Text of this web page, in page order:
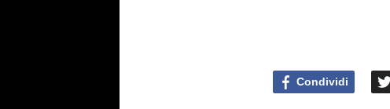
Condividi